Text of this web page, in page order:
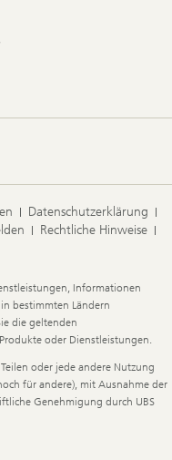
Datenschutzerklärung
Rechtliche Hinweise
Informationen
bestimmten Ländern
die geltenden
oder Dienstleistungen.
oder jede andere Nutzung
für andere), mit Ausnahme der
Genehmigung durch UBS